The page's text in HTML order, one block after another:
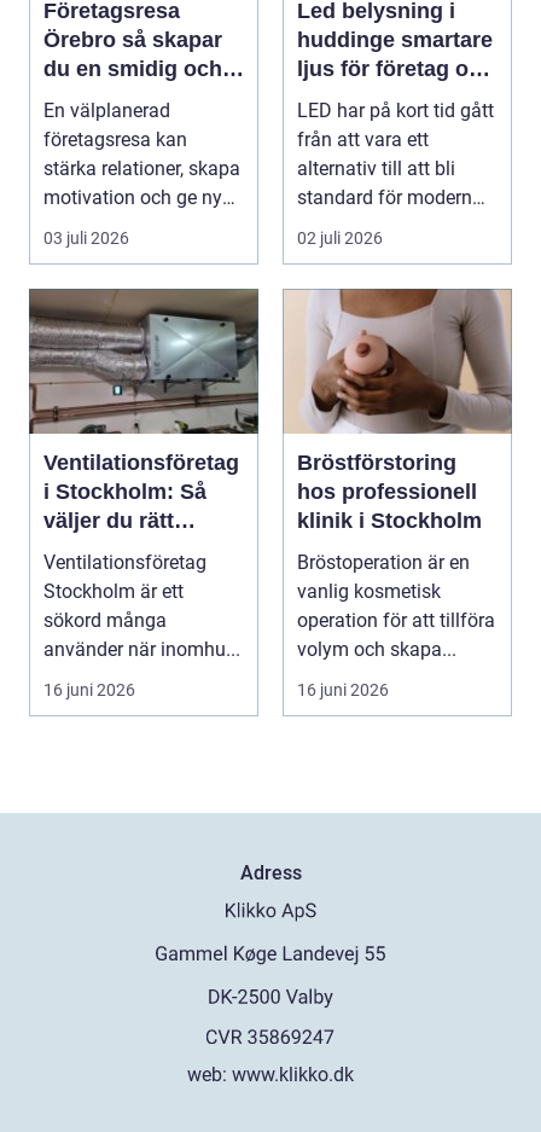
Företagsresa
Örebro så skapar
du en smidig och
minnesvärd resa
för hela teamet
En välplanerad
företagsresa kan
stärka relationer, skapa
motivation och ge ny
energi till både chefe...
03 juli 2026
Led belysning i
huddinge smartare
ljus för företag och
fastigheter
LED har på kort tid gått
från att vara ett
alternativ till att bli
standard för modern
belysning. Fö...
02 juli 2026
Ventilationsföretag
i Stockholm: Så
väljer du rätt
partner för frisk
luft inomhus
Ventilationsföretag
Stockholm är ett
sökord många
använder när inomhu...
16 juni 2026
Bröstförstoring
hos professionell
klinik i Stockholm
Bröstoperation är en
vanlig kosmetisk
operation för att tillföra
volym och skapa...
16 juni 2026
Adress
web: www.klikko.dk